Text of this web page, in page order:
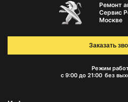
Ремонт
Сервис
Москве
Режим
с 9:00 до 21:00 без
Заказать